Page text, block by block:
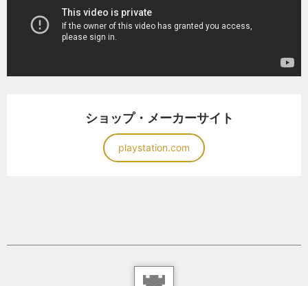
には１年での
サービス終了を発表
それ見た事かと、ただでさえ低評価だったところへ
ミッシュやシージ
ボスバトルなど様々なモードでわいわいプレイを続
自分も友人も気に入っていた部分が、世間では悪評
ショップ・メーカーサイト
playstation.com